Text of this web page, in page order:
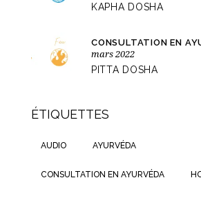
KAPHA DOSHA
CONSULTATION EN
mars 2022
PITTA DOSHA
ÉTIQUETTES
AUDIO AYURVÉDA
CONSULTATION EN AYURVÉDA